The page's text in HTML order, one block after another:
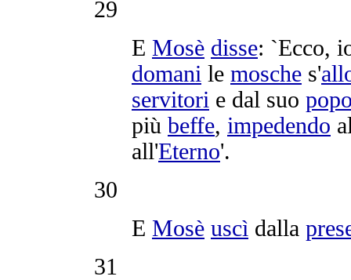
29
E Mosè disse: `Ecco,
domani le mosche s'
servitori e dal suo
più beffe, impedendo
all'Eterno'.
30
E Mosè uscì dalla
31